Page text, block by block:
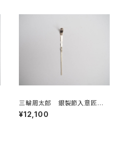
三輪周太郎 銀製節入意匠茶
杓 ７
¥12,100